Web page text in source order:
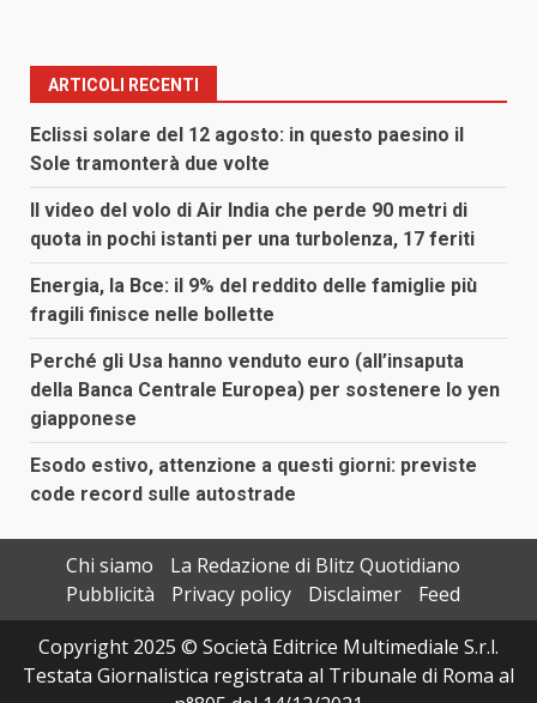
ARTICOLI RECENTI
Eclissi solare del 12 agosto: in questo paesino il
Sole tramonterà due volte
Il video del volo di Air India che perde 90 metri di
quota in pochi istanti per una turbolenza, 17 feriti
Energia, la Bce: il 9% del reddito delle famiglie più
fragili finisce nelle bollette
Perché gli Usa hanno venduto euro (all’insaputa
della Banca Centrale Europea) per sostenere lo yen
giapponese
Esodo estivo, attenzione a questi giorni: previste
code record sulle autostrade
Chi siamo
La Redazione di Blitz Quotidiano
Pubblicità
Privacy policy Disclaimer
Feed
Copyright 2025 © Società Editrice Multimediale S.r.l.
Testata Giornalistica registrata al Tribunale di Roma al